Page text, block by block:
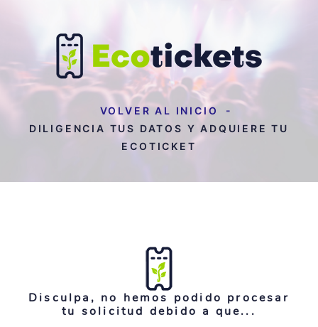
VOLVER AL INICIO
DILIGENCIA TUS DATOS Y ADQUIERE TU
ECOTICKET
Disculpa, no hemos podido procesar
tu solicitud debido a que...